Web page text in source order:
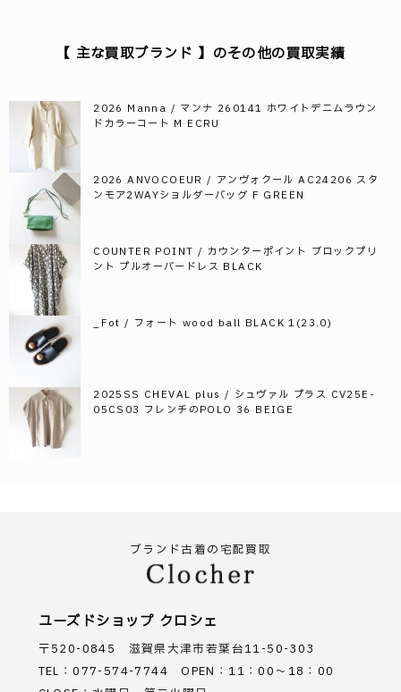
【 主な買取ブランド 】のその他の買取実績
2026 Manna / マンナ 260141 ホワイトデニムラウン
ドカラーコート M ECRU
2026 ANVOCOEUR / アンヴォクール AC24206 スタ
ンモア2WAYショルダーバッグ F GREEN
COUNTER POINT / カウンターポイント ブロックプリ
ント プルオーバードレス BLACK
_Fot / フォート wood ball BLACK 1(23.0)
2025SS CHEVAL plus / シュヴァル プラス CV25E-
05CS03 フレンチのPOLO 36 BEIGE
ブランド古着の宅配買取
ユーズドショップ クロシェ
〒520-0845 滋賀県大津市若葉台11-50-303
TEL：077-574-7744 OPEN：11：00～18：00